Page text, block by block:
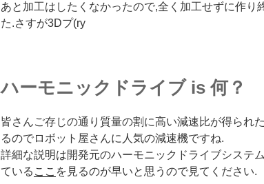
あと加工はしたくなかったので,全く加工せずに作り
た.さすが3Dプ(ry
ハーモニックドライブ is 何？
皆さんご存じの通り質量の割に高い減速比が得られ
るのでロボット屋さんに人気の減速機ですね.
詳細な説明は開発元のハーモニックドライブシステ
ている ここ を見るのが早いと思うので見てください.